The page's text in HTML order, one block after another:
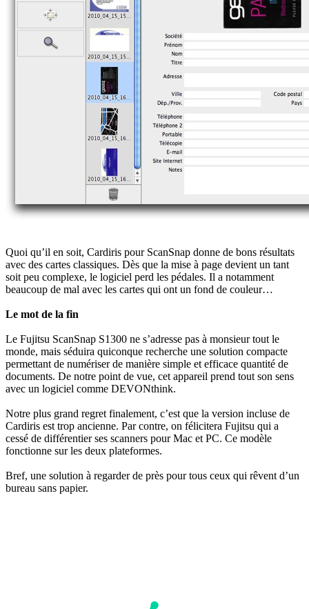
Quoi qu’il en soit, Cardiris pour ScanSnap donne de bons résultats
avec des cartes classiques. Dès que la mise à page devient un tant
soit peu complexe, le logiciel perd les pédales. Il a notamment
beaucoup de mal avec les cartes qui ont un fond de couleur…
Le mot de la fin
Le Fujitsu ScanSnap S1300 ne s’adresse pas à monsieur tout le
monde, mais séduira quiconque recherche une solution compacte
permettant de numériser de manière simple et efficace quantité de
documents. De notre point de vue, cet appareil prend tout son sens
avec un logiciel comme DEVONthink.
Notre plus grand regret finalement, c’est que la version incluse de
Cardiris est trop ancienne. Par contre, on félicitera Fujitsu qui a
cessé de différentier ses scanners pour Mac et PC. Ce modèle
fonctionne sur les deux plateformes.
Bref, une solution à regarder de près pour tous ceux qui rêvent d’un
bureau sans papier.